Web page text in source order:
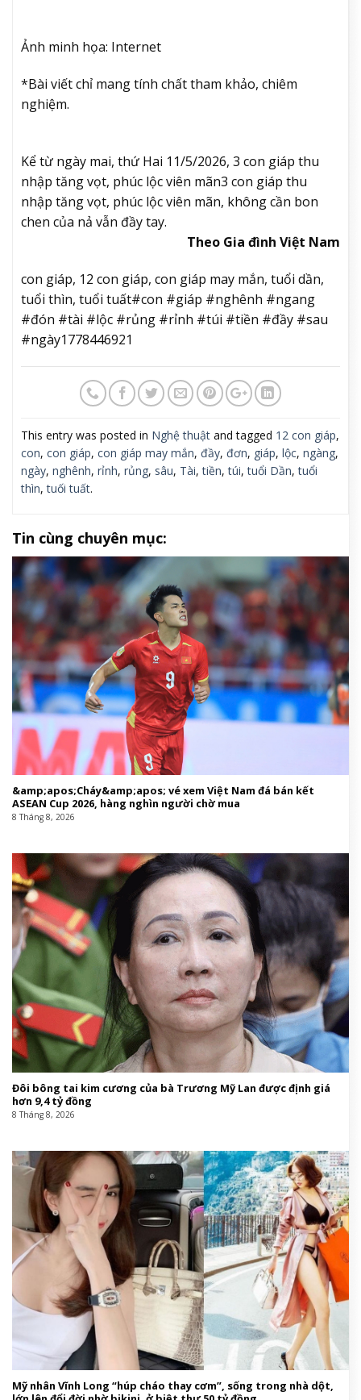
Ảnh minh họa: Internet
*Bài viết chỉ mang tính chất tham khảo, chiêm
nghiệm.
Kể từ ngày mai, thứ Hai 11/5/2026, 3 con giáp thu
nhập tăng vọt, phúc lộc viên mãn3 con giáp thu
nhập tăng vọt, phúc lộc viên mãn, không cần bon
chen của nả vẫn đầy tay.
Theo Gia đình Việt Nam
con giáp, 12 con giáp, con giáp may mắn, tuổi dần,
tuổi thìn, tuổi tuất#con #giáp #nghênh #ngang
#đón #tài #lộc #rủng #rỉnh #túi #tiền #đầy #sau
#ngày1778446921
This entry was posted in Nghệ thuật and tagged 12 con giáp,
con, con giáp, con giáp may mắn, đầy, đơn, giáp, lộc, ngàng,
ngày, nghênh, rỉnh, rủng, sâu, Tài,tiền,túi,tuổi Dần,tuổi
thìn,tuối tuất.
Tin cùng chuyên mục:
&amp;apos;Cháy&amp;apos; vé xem Việt Nam đá bán kết
ASEAN Cup 2026, hàng nghìn người chờ mua
8 Tháng 8, 2026
Đôi bông tai kim cương của bà Trương Mỹ Lan được định giá
hơn 9,4 tỷ đồng
8 Tháng 8, 2026
Mỹ nhân Vĩnh Long “húp cháo thay cơm”, sống trong nhà dột,